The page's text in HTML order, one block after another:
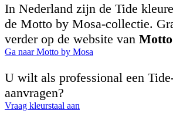
In Nederland zijn de Tide
de Motto by Mosa-collectie.
verder op de website van
Ga naar Motto by Mosa
U wilt als professional een
aanvragen?
Vraag kleurstaal aan